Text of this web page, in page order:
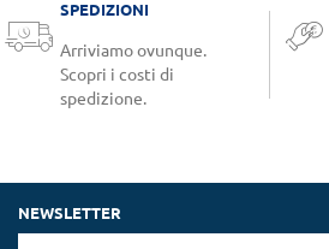
SPEDIZIONI
Arriviamo ovunque.
Scopri i costi di
spedizione.
NEWSLETTER